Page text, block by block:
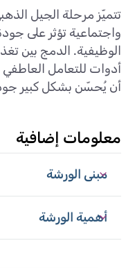
تتميّز مرحلة الجيل
واجتماعية تؤثر على
الوظيفية. الدمج بين
أدوات للتعامل
أن يُحسّن بشكل كبير
معلومات إضافية
مبنى الورشة
أهمية الورشة